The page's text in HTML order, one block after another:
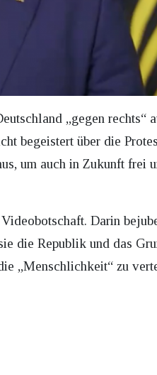
„gegen rechts“
begeistert über die
um auch in Zukunft frei
Darin
die Republik und das
„Menschlichkeit“ zu